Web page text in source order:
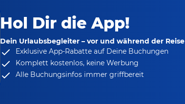
Hol Dir die App!
Dein Urlaubsbegleiter – vor und während der Reise
Exklusive App-Rabatteauf Deine Buchungen
Komplett kostenlos, keine Werbung
Alle Buchungsinfos immer griffbereit